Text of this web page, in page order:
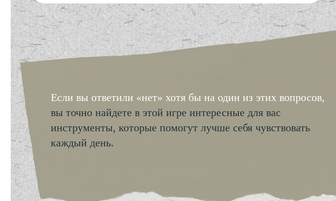
Онлайн-игра
«Благодарное
сердце» — это